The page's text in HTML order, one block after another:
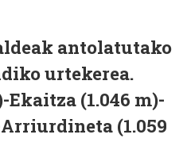
antolatutako
urtekerea.
Ekaitza (1.046 m)-
(1.059